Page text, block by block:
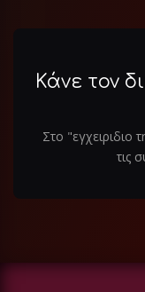
Κάνε τον
Στο "εγχειριδιο
τις